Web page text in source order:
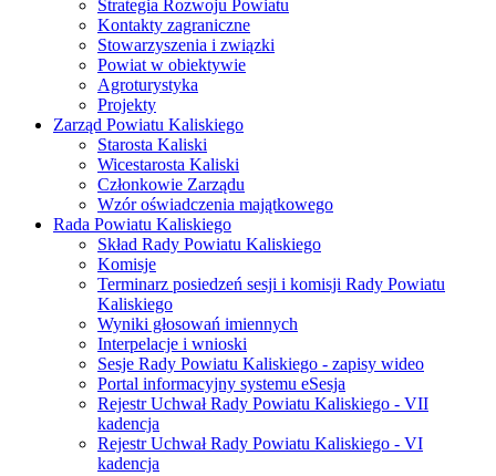
Strategia Rozwoju Powiatu
Kontakty zagraniczne
Stowarzyszenia i związki
Powiat w obiektywie
Agroturystyka
Projekty
Zarząd Powiatu Kaliskiego
Starosta Kaliski
Wicestarosta Kaliski
Członkowie Zarządu
Wzór oświadczenia majątkowego
Rada Powiatu Kaliskiego
Skład Rady Powiatu Kaliskiego
Komisje
Terminarz posiedzeń sesji i komisji Rady Powiatu
Kaliskiego
Wyniki głosowań imiennych
Interpelacje i wnioski
Sesje Rady Powiatu Kaliskiego - zapisy wideo
Portal informacyjny systemu eSesja
Rejestr Uchwał Rady Powiatu Kaliskiego - VII
kadencja
Rejestr Uchwał Rady Powiatu Kaliskiego - VI
kadencja